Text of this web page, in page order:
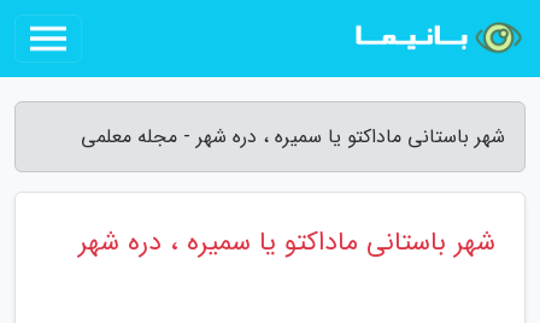
شهر باستانی ماداکتو یا سمیره ، دره شهر - مجله معلمی
شهر باستانی ماداکتو یا سمیره ، دره شهر